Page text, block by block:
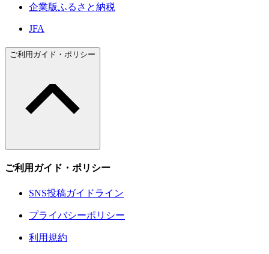
企業版ふるさと納税
JFA
ご利用ガイド・ポリシー
ご利用ガイド・ポリシー
SNS投稿ガイドライン
プライバシーポリシー
利用規約